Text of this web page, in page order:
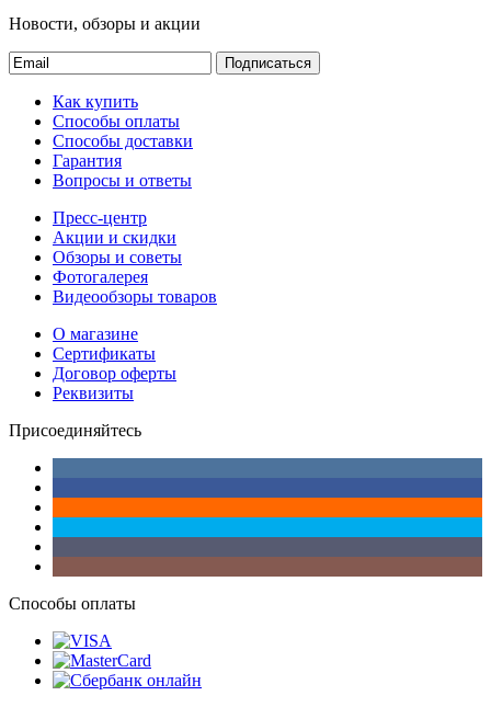
Новости, обзоры и акции
Подписаться
Как купить
Способы оплаты
Способы доставки
Гарантия
Вопросы и ответы
Пресс-центр
Акции и скидки
Обзоры и советы
Фотогалерея
Видеообзоры товаров
О магазине
Сертификаты
Договор оферты
Реквизиты
Присоединяйтесь
Способы оплаты